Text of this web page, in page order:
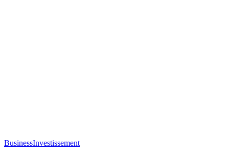
BusinessInvestissement